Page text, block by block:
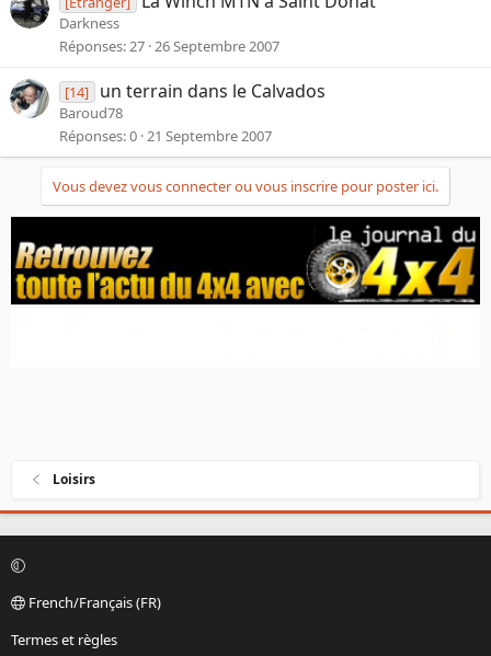
Darkness
Réponses 27 26 Septembre 2007
[14] un terrain dans le Calvados
Baroud78
Réponses 0 21 Septembre 2007
Vous devez vous connecter ou vous inscrire pour poster ici.
Loisirs
French/Français (FR)
Termes et règles